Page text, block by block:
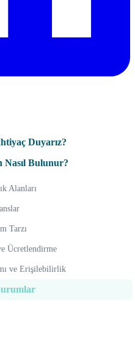
Duyarız?
Bulunur?
Alanları
Tarzı
Ücretlendirme
ve Erişilebilirlik